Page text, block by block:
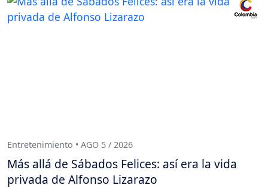
Entretenimiento • AGO 5 / 2026
Más allá de Sábados Felices: así era la vida
privada de Alfonso Lizarazo